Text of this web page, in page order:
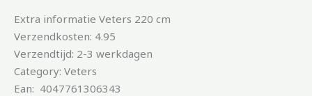
Extra informatie Veters 220 cm
Verzendkosten: 4.95
Verzendtijd: 2-3 werkdagen
Category: Veters
Ean: 4047761306343